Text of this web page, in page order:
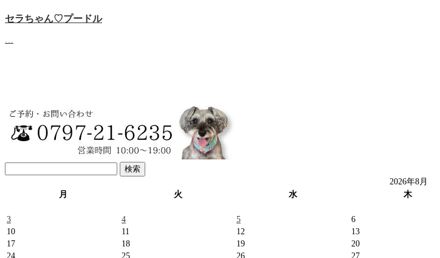
セラちゃん♡プードル
索:
2026年8月
月
火 水 木
3
4 5 6
10
11 12 13
17
18 19 20
24
25 26 27